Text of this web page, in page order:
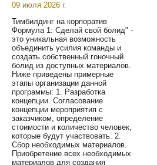
09 июля 2026 г.
Тимбилдинг на корпоратив
Формула 1: Сделай свой болид" -
это уникальная возможность
объединить усилия команды и
создать собственный гоночный
болид из доступных материалов.
Ниже приведены примерные
этапы организации данной
программы: 1. Разработка
концепции. Согласование
концепции мероприятия с
заказчиком, определение
стоимости и количество человек,
которые будут участвовать. 2.
Сбор необходимых материалов.
Приобретение всех необходимых
материалов для создания